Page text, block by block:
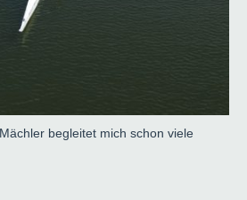
begleitet mich schon viele